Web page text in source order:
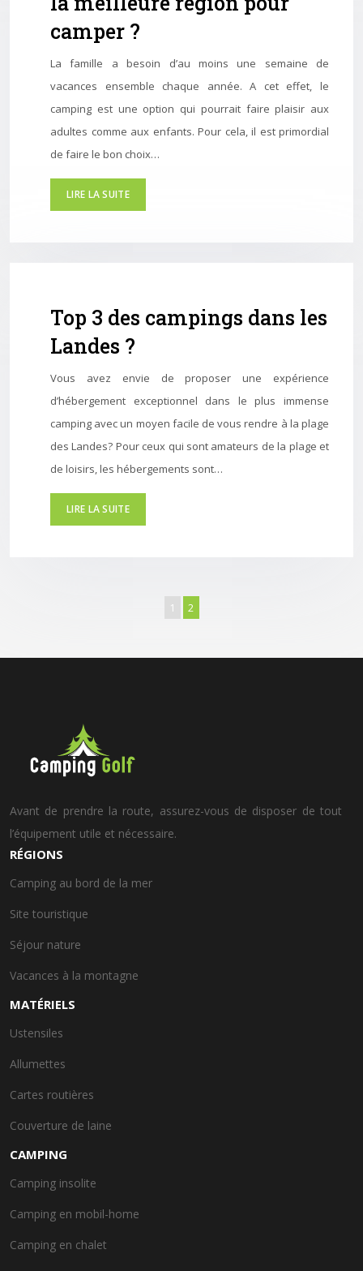
camper ?
La famille a besoin d’au moins une semaine de
vacances ensemble chaque année. A cet effet, le
camping est une option qui pourrait faire plaisir aux
adultes comme aux enfants. Pour cela, il est primordial
de faire le bon choix…
LIRE LA SUITE
Top 3 des campings dans les
Landes ?
Vous avez envie de proposer une expérience
d’hébergement exceptionnel dans le plus immense
camping avec un moyen facile de vous rendre à la plage
des Landes? Pour ceux qui sont amateurs de la plage et
de loisirs, les hébergements sont…
LIRE LA SUITE
1 2
Avant de prendre la route, assurez-vous de disposer de tout
l’équipement utile et nécessaire.
RÉGIONS
Camping au bord de la mer
Site touristique
Séjour nature
Vacances à la montagne
MATÉRIELS
Ustensiles
Allumettes
Cartes routières
Couverture de laine
CAMPING
Camping insolite
Camping en mobil-home
Camping en chalet